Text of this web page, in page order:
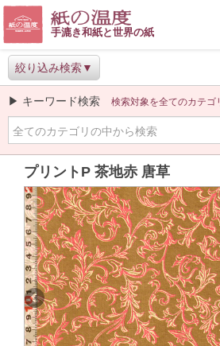
手漉き和紙と世界の紙
絞り込み検索
▶ キーワード検索 検索対象を全てのカテゴ
プリントP 茶地赤 唐草
Previous